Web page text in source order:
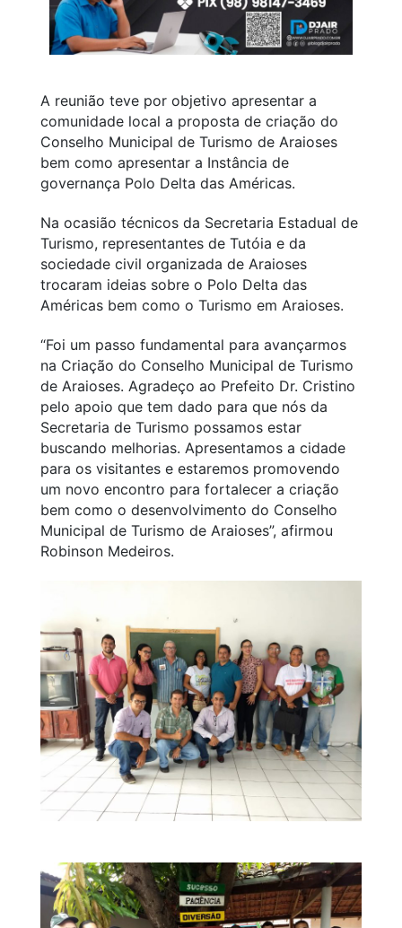
A reunião teve por objetivo apresentar a
comunidade local a proposta de criação do
Conselho Municipal de Turismo de Araioses
bem como apresentar a Instância de
governança Polo Delta das Américas.
Na ocasião técnicos da Secretaria Estadual de
Turismo, representantes de Tutóia e da
sociedade civil organizada de Araioses
trocaram ideias sobre o Polo Delta das
Américas bem como o Turismo em Araioses.
“Foi um passo fundamental para avançarmos
na Criação do Conselho Municipal de Turismo
de Araioses. Agradeço ao Prefeito Dr. Cristino
pelo apoio que tem dado para que nós da
Secretaria de Turismo possamos estar
buscando melhorias. Apresentamos a cidade
para os visitantes e estaremos promovendo
um novo encontro para fortalecer a criação
bem como o desenvolvimento do Conselho
Municipal de Turismo de Araioses”, afirmou
Robinson Medeiros.